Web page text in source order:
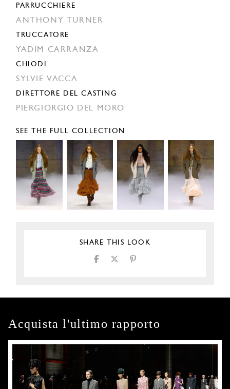
PARRUCCHIERE
ANTHONY TURNER
TRUCCATORE
YADIM CARRANZA
CHIODI
SYLVIE VACCA
DIRETTORE DEL CASTING
PIERGIORGIO DEL MORO
SEE THE FULL COLLECTION
SHARE THIS LOOK
Acquista l'ultimo rapporto